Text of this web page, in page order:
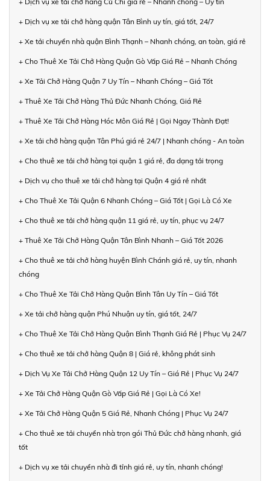
+ Dịch vụ xe tải chở hàng quận Tân Bình uy tín, giá tốt, 24/7
+ Xe tải chuyển nhà quận Bình Thạnh – Nhanh chóng, an toàn, giá rẻ
+ Cho Thuê Xe Tải Chở Hàng Quận Gò Vấp Giá Rẻ – Nhanh Chóng
+ Xe Tải Chở Hàng Quận 7 Uy Tín – Nhanh Chóng – Giá Tốt
+ Thuê Xe Tải Chở Hàng Thủ Đức Nhanh Chóng, Giá Rẻ
+ Thuê Xe Tải Chở Hàng Hóc Môn Giá Rẻ | Gọi Ngay Thành Đạt!
+ Xe tải chở hàng quận Tân Phú giá rẻ 24/7 | Nhanh chóng - An toàn
+ Cho thuê xe tải chở hàng tại quận 1 giá rẻ, đa dạng tải trọng
+ Dịch vụ cho thuê xe tải chở hàng tại Quận 4 giá rẻ nhất
+ Cho Thuê Xe Tải Quận 6 Nhanh Chóng – Giá Tốt | Gọi Là Có Xe
+ Cho thuê xe tải chở hàng quận 11 giá rẻ, uy tín, phục vụ 24/7
+ Thuê Xe Tải Chở Hàng Quận Tân Bình Nhanh – Giá Tốt 2026
+ Cho thuê xe tải chở hàng huyện Bình Chánh giá rẻ, uy tín, nhanh
chóng
+ Cho Thuê Xe Tải Chở Hàng Quận Bình Tân Uy Tín – Giá Tốt
+ Xe tải chở hàng quận Phú Nhuận uy tín, giá tốt, 24/7
+ Cho Thuê Xe Tải Chở Hàng Quận Bình Thạnh Giá Rẻ | Phục Vụ 24/7
+ Cho thuê xe tải chở hàng Quận 8 | Giá rẻ, không phát sinh
+ Dịch Vụ Xe Tải Chở Hàng Quận 12 Uy Tín – Giá Rẻ | Phục Vụ 24/7
+ Xe Tải Chở Hàng Quận Gò Vấp Giá Rẻ | Gọi Là Có Xe!
+ Xe Tải Chở Hàng Quận 5 Giá Rẻ, Nhanh Chóng | Phục Vụ 24/7
+ Cho thuê xe tải chuyển nhà trọn gói Thủ Đức chở hàng nhanh, giá
tốt
+ Dịch vụ xe tải chuyển nhà đi tỉnh giá rẻ, uy tín, nhanh chóng!